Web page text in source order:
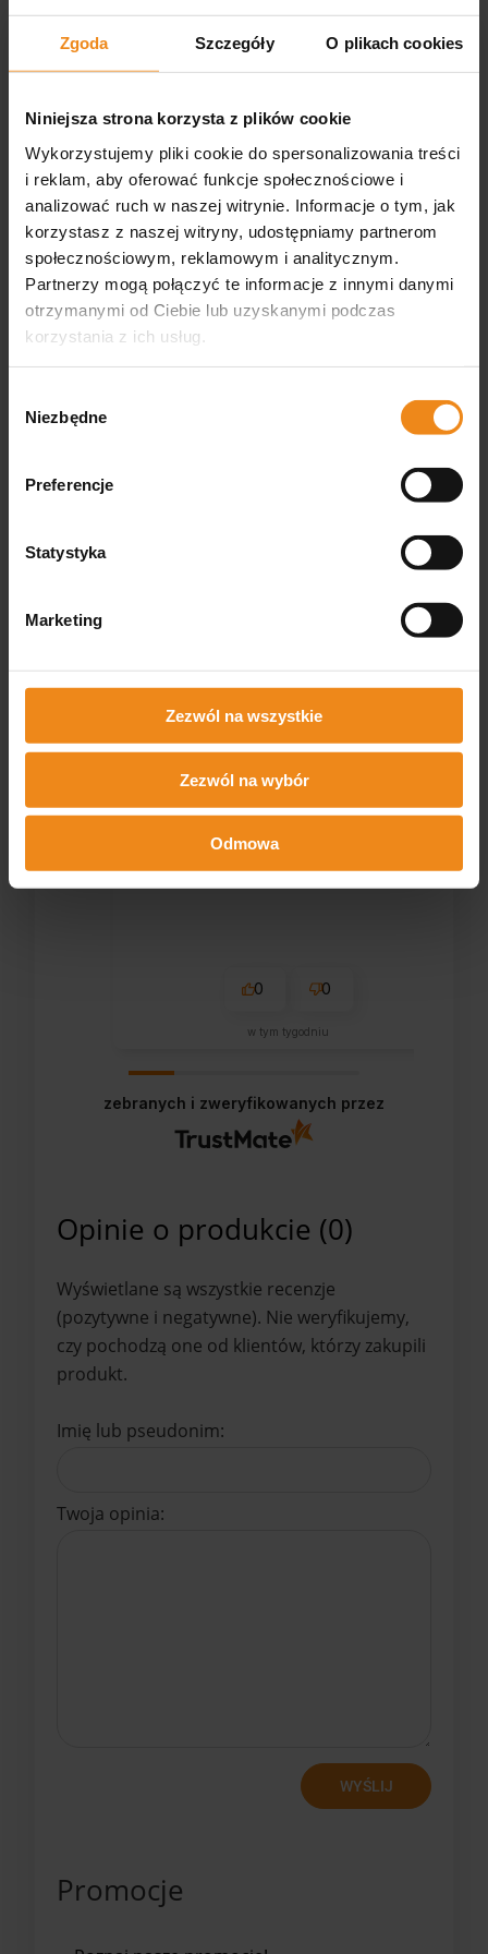
Zgoda Szczegóły O plikach cookies
Niniejsza strona korzysta z plików cookie
Wykorzystujemy pliki cookie do spersonalizowania treści
i reklam, aby oferować funkcje społecznościowe i
analizować ruch w naszej witrynie. Informacje o tym, jak
korzystasz z naszej witryny, udostępniamy partnerom
społecznościowym, reklamowym i analitycznym.
Partnerzy mogą połączyć te informacje z innymi danymi
otrzymanymi od Ciebie lub uzyskanymi podczas
korzystania z ich usług.
zgody
Niezbędne
Preferencje
Statystyka
Marketing
Zezwól na wszystkie
Zezwól na wybór
Odmowa
30 ml
38,00 zł
zawiera 23% VAT, bez kosztów
dostawy
VET PROTECTOR PRO uszy
START 30 ml
37,50 zł
zawiera 23% VAT, bez kosztów
dostawy
Opinie
Może zainteresują Cię inne ocenione produkty
Beata
0 0
w tym tygodniu
zebranych i zweryfikowanych przez
Opinie o produkcie (0)
Wyświetlane są wszystkie recenzje
(pozytywne i negatywne). Nie weryfikujemy,
czy pochodzą one od klientów, którzy zakupili
produkt.
Imię lub pseudonim:
Twoja opinia:
WYŚLIJ
Promocje